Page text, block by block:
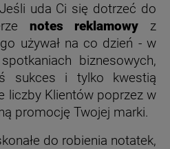
uda Ci się dotrzeć do
notes reklamowy z
używał na co dzień - w
biznesowych,
sukces i tylko kwestią
liczby Klientów poprzez w
promocję Twojej marki.
do robienia notatek,